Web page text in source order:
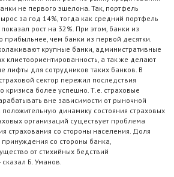
не первого эшелона. Так, портфель
за год 14%, тогда как средний портфель
рост на 32%. При этом, банки из
прибыльнее, чем банки из первой десятки.
крупные банки, административные
клиетоориентированность, а так же делают
лифты для сотрудников таких банков. В
сектор пережил последствия
кризиса более успешно. Т.е. страховые
вне зависимости от рыночной
положительную динамику состояния страховых
организаций существует проблема
страхования со стороны населения. Доля
со стороны банка,
от стихийных бедствий
сказал Б. Уманов.